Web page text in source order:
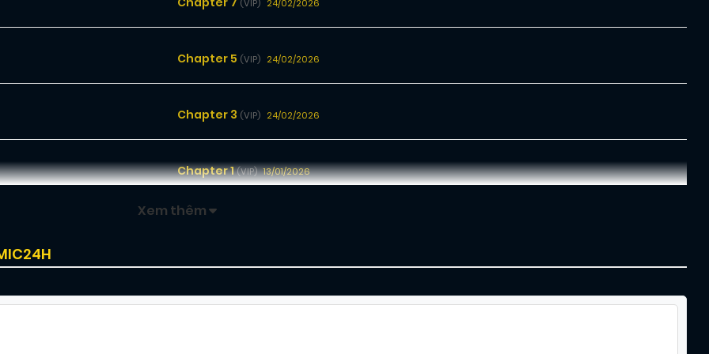
(VIP) 24/02/2026
Chapter 5 (VIP) 24/02/2026
Chapter 3 (VIP) 24/02/2026
Chapter 1(VIP) 13/01/2026
Xem thêm